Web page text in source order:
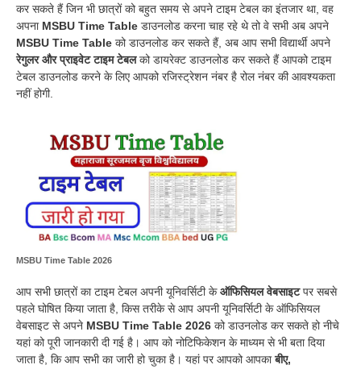
कर सकते हैं जिन भी छात्रों को बहुत समय से अपने टाइम टेबल का इंतजार था, वह
अपना MSBU Time Table डाउनलोड करना चाह रहे थे तो वे सभी अब अपने
MSBU Time Table को डाउनलोड कर सकते हैं, अब आप सभी विद्यार्थी अपने
रेगुलर और प्राइवेट टाइम टेबलको डायरेक्ट डाउनलोड कर सकते हैं आपको टाइम
टेबल डाउनलोड करने के लिए आपको रजिस्ट्रेशन नंबर है रोल नंबर की आवश्यकता
नहीं होगी.
MSBU Time Table 2026
आप सभी छात्रों का टाइम टेबल अपनी यूनिवर्सिटी केऑफिसियल वेबसाइटपर सबसे
पहले घोषित किया जाता है, किस तरीके से आप अपनी यूनिवर्सिटी के ऑफिसियल
वेबसाइट से अपने MSBU Time Table 2026 को डाउनलोड कर सकते हो नीचे
यहां को पूरी जानकारी दी गई है। आप को नोटिफिकेशन के माध्यम से भी बता दिया
जाता है, कि आप सभी काजारी हो चुका है। यहां पर आपको आपकाबीए,